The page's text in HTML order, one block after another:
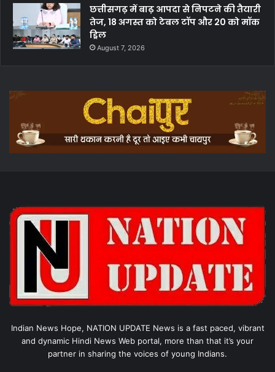
छत्तीसगढ़ में बाढ़ आपदा से निपटने की तैयारी
तेज, 18 अगस्त को टेबल टॉप और 20 को मॉक
ड्रिल
August 7, 2026
Indian News Hope, NATION UPDATE News is a fast paced, vibrant
and dynamic Hindi News Web portal, more than that it’s your
partner in sharing the voices of young Indians.